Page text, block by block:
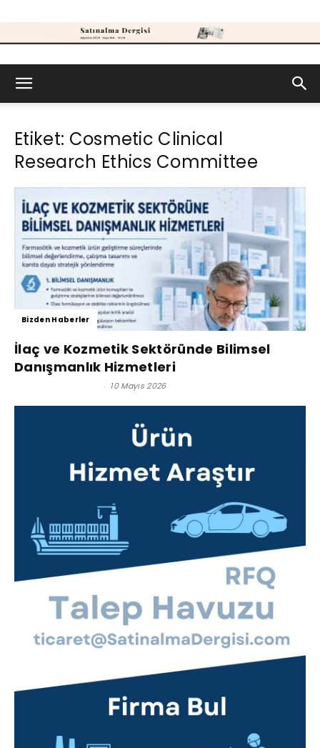
Dergisi
Etiket: Cosmetic Clinical
Research Ethics Committee
Bizden Haberler
İlaç ve Kozmetik Sektöründe Bilimsel
Danışmanlık Hizmetleri
- 10 Mayıs 2026